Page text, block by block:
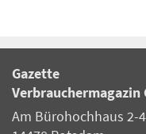
Gazette
Verbrauchermagazin
Am Bürohochhaus 2-4